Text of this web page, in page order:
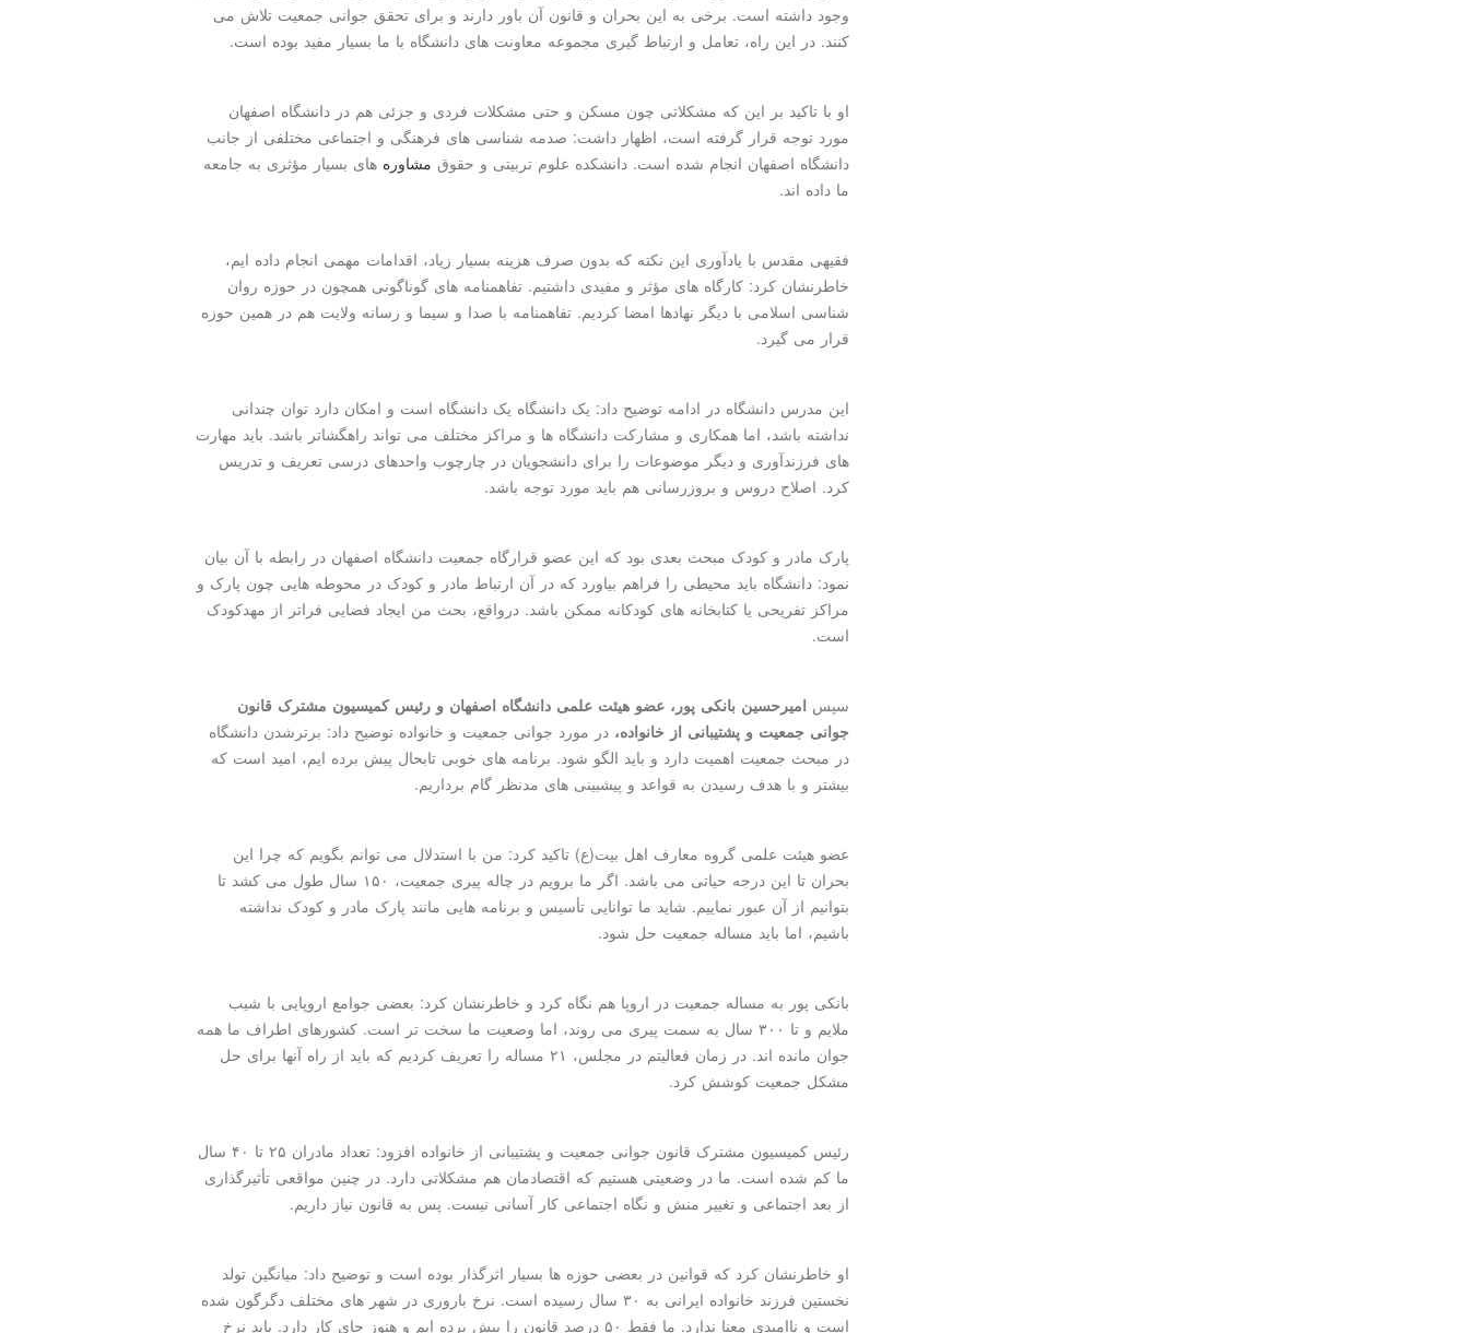
وجود داشته است. برخی به این بحران و قانون آن باور دارند و برای تحقق جوانی جمعیت تلاش می
کنند. در این راه، تعامل و ارتباط گیری مجموعه معاونت های دانشگاه با ما بسیار مفید بوده است.
او با تاکید بر این که مشکلاتی چون مسکن و حتی مشکلات فردی و جزئی هم در دانشگاه اصفهان
مورد توجه قرار گرفته است، اظهار داشت: صدمه شناسی های فرهنگی و اجتماعی مختلفی از جانب
دانشگاه اصفهان انجام شده است. دانشکده علوم تربیتی و حقوق مشاوره های بسیار مؤثری به جامعه
ما داده اند.
فقیهی مقدس با یادآوری این نکته که بدون صرف هزینه بسیار زیاد، اقدامات مهمی انجام داده ایم،
خاطرنشان کرد: کارگاه های مؤثر و مفیدی داشتیم. تفاهمنامه های گوناگونی همچون در حوزه روان
شناسی اسلامی با دیگر نهادها امضا کردیم. تفاهمنامه با صدا و سیما و رسانه ولایت هم در همین حوزه
قرار می گیرد.
این مدرس دانشگاه در ادامه توضیح داد: یک دانشگاه یک دانشگاه است و امکان دارد توان چندانی
نداشته باشد، اما همکاری و مشارکت دانشگاه ها و مراکز مختلف می تواند راهگشاتر باشد. باید مهارت
های فرزندآوری و دیگر موضوعات را برای دانشجویان در چارچوب واحدهای درسی تعریف و تدریس
کرد. اصلاح دروس و بروزرسانی هم باید مورد توجه باشد.
پارک مادر و کودک مبحث بعدی بود که این عضو قرارگاه جمعیت دانشگاه اصفهان در رابطه با آن بیان
نمود: دانشگاه باید محیطی را فراهم بیاورد که در آن ارتباط مادر و کودک در محوطه هایی چون پارک و
مراکز تفریحی یا کتابخانه های کودکانه ممکن باشد. درواقع، بحث من ایجاد فضایی فراتر از مهدکودک
است.
سپس امیرحسین بانکی پور، عضو هیئت علمی دانشگاه اصفهان و رئیس کمیسیون مشترک قانون
جوانی جمعیت و پشتیبانی از خانواده، در مورد جوانی جمعیت و خانواده توضیح داد: برترشدن دانشگاه
در مبحث جمعیت اهمیت دارد و باید الگو شود. برنامه های خوبی تابحال پیش برده ایم، امید است که
بیشتر و با هدف رسیدن به قواعد و پیشبینی های مدنظر گام برداریم.
عضو هیئت علمی گروه معارف اهل بیت(ع) تاکید کرد: من با استدلال می توانم بگویم که چرا این
بحران تا این درجه حیاتی می باشد. اگر ما برویم در چاله پیری جمعیت، ۱۵۰ سال طول می کشد تا
بتوانیم از آن عبور نماییم. شاید ما توانایی تأسیس و برنامه هایی مانند پارک مادر و کودک نداشته
باشیم، اما باید مساله جمعیت حل شود.
بانکی پور به مساله جمعیت در اروپا هم نگاه کرد و خاطرنشان کرد: بعضی جوامع اروپایی با شیب
ملایم و تا ۳۰۰ سال به سمت پیری می روند، اما وضعیت ما سخت تر است. کشورهای اطراف ما همه
جوان مانده اند. در زمان فعالیتم در مجلس، ۲۱ مساله را تعریف کردیم که باید از راه آنها برای حل
مشکل جمعیت کوشش کرد.
رئیس کمیسیون مشترک قانون جوانی جمعیت و پشتیبانی از خانواده افزود: تعداد مادران ۲۵ تا ۴۰ سال
ما کم شده است. ما در وضعیتی هستیم که اقتصادمان هم مشکلاتی دارد. در چنین مواقعی تأثیرگذاری
از بعد اجتماعی و تغییر منش و نگاه اجتماعی کار آسانی نیست. پس به قانون نیاز داریم.
او خاطرنشان کرد که قوانین در بعضی حوزه ها بسیار اثرگذار بوده است و توضیح داد: میانگین تولد
نخستین فرزند خانواده ایرانی به ۳۰ سال رسیده است. نرخ باروری در شهر های مختلف دگرگون شده
است و ناامیدی معنا ندارد. ما فقط ۵۰ درصد قانون را پیش برده ایم و هنوز جای کار دارد. باید نرخ